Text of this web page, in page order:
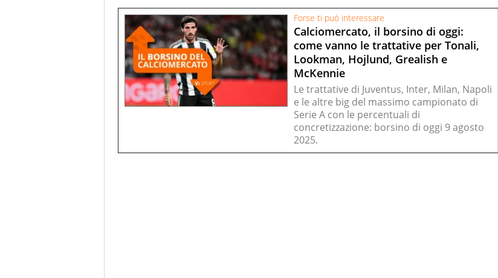
Forse ti può interessare
Calciomercato, il borsino di oggi:
come vanno le trattative per Tonali,
Lookman, Hojlund, Grealish e
McKennie
Le trattative di Juventus, Inter, Milan, Napoli
e le altre big del massimo campionato di
Serie A con le percentuali di
concretizzazione: borsino di oggi 9 agosto
2025.